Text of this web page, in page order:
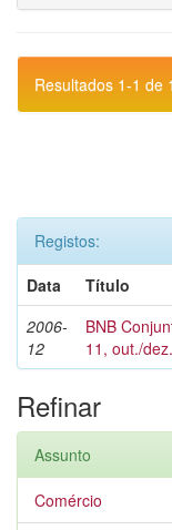
Resultados 1-1 de
Registos:
Data
Título
2006-
12
BNB
11, out./
Refinar
Assunto
Comércio